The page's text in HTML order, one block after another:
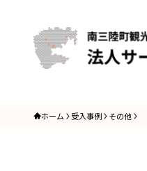
ホーム 受入事例 その他